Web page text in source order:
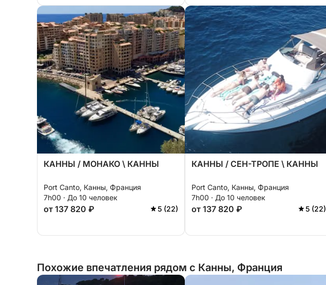
КАННЫ / МОНАКО \ КАННЫ
Port Canto, Канны, Франция
7h00 · До 10 человек
от 137 820 ₽ 5 (22)
КАННЫ / СЕН-ТРОПЕ \ КАННЫ
Port Canto, Канны, Франция
7h00 · До 10 человек
от 137 820 ₽ 5 (22)
Похожие впечатления рядом с Канны, Франция